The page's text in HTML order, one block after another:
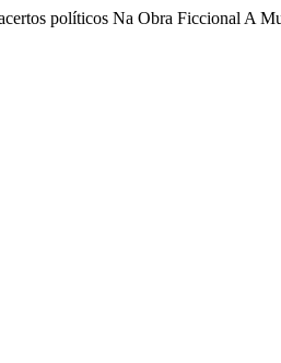
políticos Na Obra Ficcional A